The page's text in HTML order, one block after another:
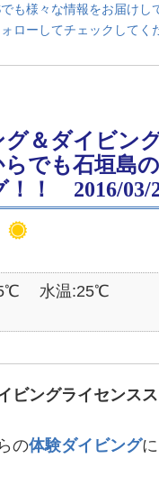
も様々な情報をお届けし
ローしてチェックしてく
＆ダイビン
でも石垣島
！！ 2016/03/
水温:25℃
ビングライセンス
の体験ダイビング